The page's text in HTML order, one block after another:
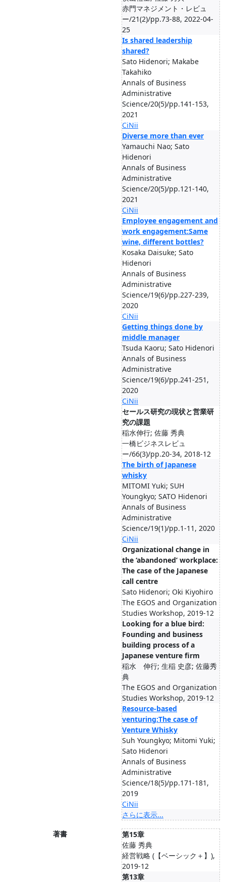
赤門マネジメント・レビュ
ー/21(2)/pp.73-88, 2022-04-
25
Is shared leadership
shared?
Sato Hidenori; Makabe
Takahiko
Annals of Business
Administrative
Science/20(5)/pp.141-153,
2021
CiNii
Diverse more than ever
Yamauchi Nao; Sato
Hidenori
Annals of Business
Administrative
Science/20(5)/pp.121-140,
2021
CiNii
Employee engagement and
work engagement:Same
wine, different bottles?
Kosaka Daisuke; Sato
Hidenori
Annals of Business
Administrative
Science/19(6)/pp.227-239,
2020
CiNii
Getting things done by
middle manager
Tsuda Kaoru; Sato Hidenori
Annals of Business
Administrative
Science/19(6)/pp.241-251,
2020
CiNii
セールス研究の現状と営業研
究の課題
稲水伸行; 佐藤 秀典
一橋ビジネスレビュ
ー/66(3)/pp.20-34, 2018-12
The birth of Japanese
whisky
MITOMI Yuki; SUH
Youngkyo; SATO Hidenori
Annals of Business
Administrative
Science/19(1)/pp.1-11, 2020
CiNii
Organizational change in
the ‘abandoned’ workplace:
The case of the Japanese
call centre
Sato Hidenori; Oki Kiyohiro
The EGOS and Organization
Studies Workshop, 2019-12
Looking for a blue bird:
Founding and business
building process of a
Japanese venture firm
稲水 伸行; 生稲 史彦; 佐藤秀
典
The EGOS and Organization
Studies Workshop, 2019-12
Resource-based
venturing:The case of
Venture Whisky
Suh Youngkyo; Mitomi Yuki;
Sato Hidenori
Annals of Business
Administrative
Science/18(5)/pp.171-181,
2019
CiNii
さらに表示...
著書
第15章
佐藤 秀典
経営戦略 (【ベーシック＋】),
2019-12
第13章